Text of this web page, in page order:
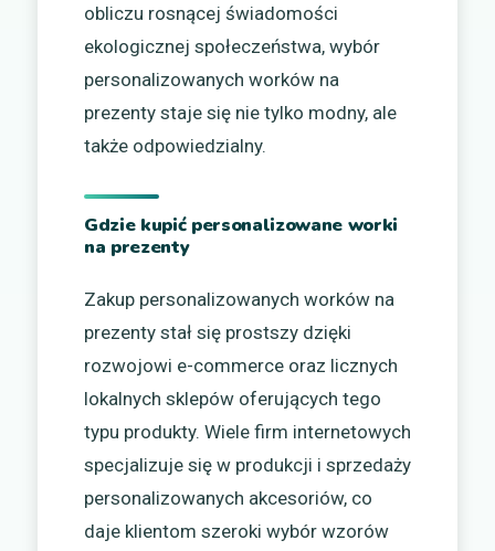
obliczu rosnącej świadomości
ekologicznej społeczeństwa, wybór
personalizowanych worków na
prezenty staje się nie tylko modny, ale
także odpowiedzialny.
Gdzie kupić personalizowane worki
na prezenty
Zakup personalizowanych worków na
prezenty stał się prostszy dzięki
rozwojowi e-commerce oraz licznych
lokalnych sklepów oferujących tego
typu produkty. Wiele firm internetowych
specjalizuje się w produkcji i sprzedaży
personalizowanych akcesoriów, co
daje klientom szeroki wybór wzorów